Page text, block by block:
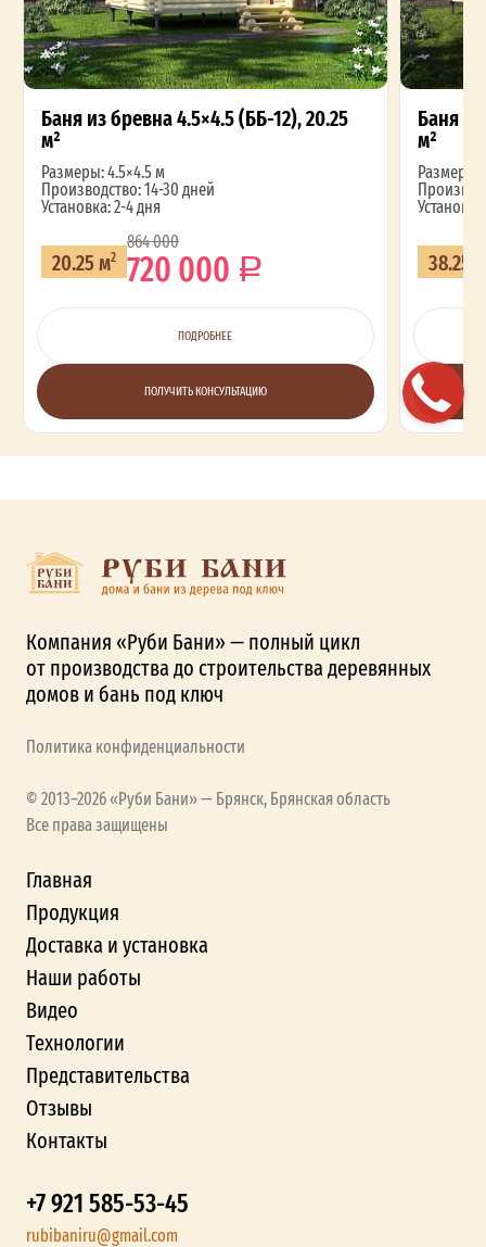
Баня из бревна 4.5×4.5 (ББ-12), 20.25
м²
Размеры: 4.5×4.5 м
Производство: 14-30 дней
Установка: 2-4 дня
20.25 м2
864 000
720 000
ПОДРОБНЕЕ
ПОЛУЧИТЬ КОНСУЛЬТАЦИЮ
Баня
м²
Размеры:
38.25 м
Компания «Руби Бани» — полный цикл
от производства до строительства деревянных
домов и бань под ключ
Политика конфиденциальности
© 2013–2026 «Руби Бани» — Брянск, Брянская область
Все права защищены
Главная
Продукция
Доставка и установка
Наши работы
Видео
Технологии
Представительства
Отзывы
Контакты
+7 921 585-53-45
rubibaniru@gmail.com